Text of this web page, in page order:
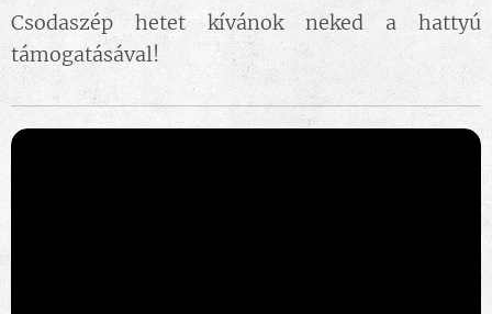
Csodaszép hetet kívánok neked a hattyú
támogatásával! 🌟🦢